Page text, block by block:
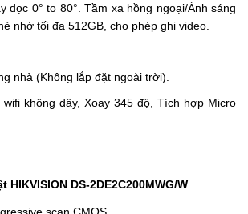
dọc 0° to 80°. Tầm xa hồng ngoại/Ánh sáng
nhớ tối đa 512GB, cho phép ghi video.
nhà (Không lắp đặt ngoài trời).
wifi không dây, Xoay 345 độ, Tích hợp Micro
DS-2DE2C200MWG/W
scan CMOS